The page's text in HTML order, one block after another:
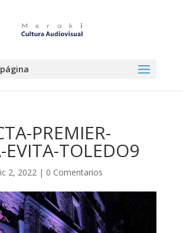
PREMIER-
EVITA-TOLEDO9
2, 2022| 0 Comentarios